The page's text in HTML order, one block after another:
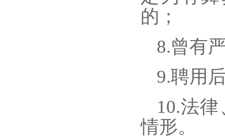
的；
8.曾有
9.聘用
10.法
情形。